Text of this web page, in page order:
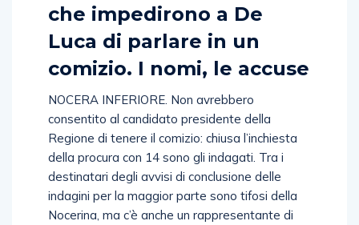
che impedirono a De
Luca di parlare in un
comizio. I nomi, le accuse
NOCERA INFERIORE. Non avrebbero
consentito al candidato presidente della
Regione di tenere il comizio: chiusa l’inchiesta
della procura con 14 sono gli indagati. Tra i
destinatari degli avvisi di conclusione delle
indagini per la maggior parte sono tifosi della
Nocerina, ma c’è anche un rappresentante di